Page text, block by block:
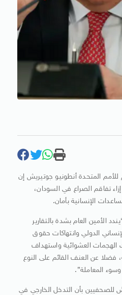
للأمم المتحدة أنطونيو جوتيريش إن
تفاقم الصراع في السودان،
الإنسانية بأمان.
الأمين العام بشدة بالتقارير
الدولي وانتهاكات حقوق
الهجمات العشوائية واستهداف
فضلا عن العنف القائم على النوع
المعاملة”.
بأن التدخل الخارجي في